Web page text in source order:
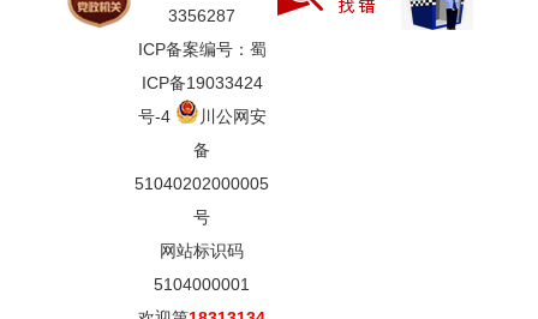
3356287
ICP备案编号：蜀
ICP备19033424
号-4
川公网安
备
51040202000005
号
网站标识码
5104000001